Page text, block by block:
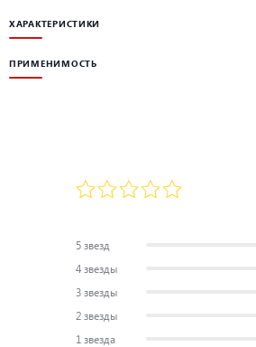
ХАРАКТЕРИСТИКИ
ПРИМЕНИМОСТЬ
5 звезд
4 звезды
3 звезды
2 звезды
1 звезда